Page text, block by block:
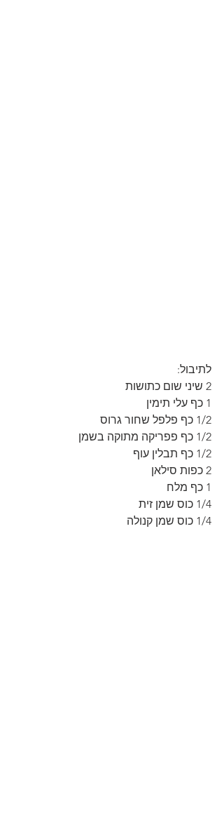
לתיבול:
2 שיני שום כתושות
1 כף עלי תימין
1/2 כף פלפל שחור גרוס
1/2 כף פפריקה מתוקה בשמן
1/2 כף תבלין עוף
2 כפות סילאן
1 כף מלח
1/4 כוס שמן זית
1/4 כוס שמן קנולה